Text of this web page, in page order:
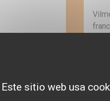
el nuevo
Este sitio web usa